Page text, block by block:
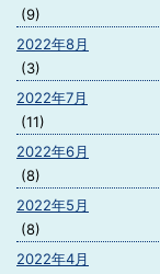
(9)
2022年8月
(3)
2022年7月
(11)
2022年6月
(8)
2022年5月
(8)
2022年4月